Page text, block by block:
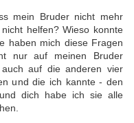
mein Bruder nicht mehr
helfen? Wieso konnte
haben mich diese Fragen
nur auf meinen Bruder
auf die anderen vier
und die ich kannte - den
dich habe ich sie alle